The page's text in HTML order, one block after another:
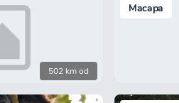
502 km od
Macapa